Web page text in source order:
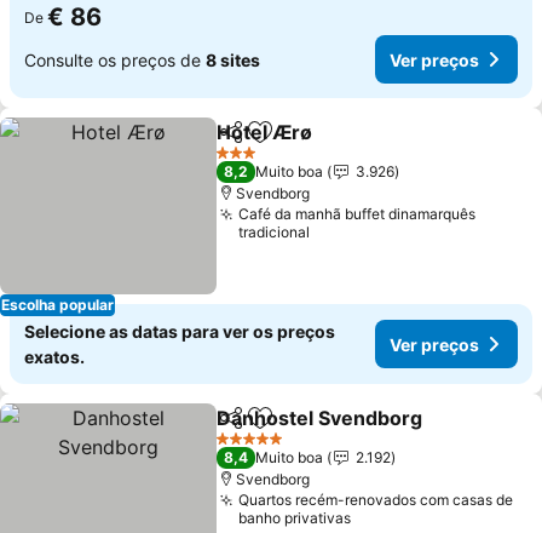
De € 86
Consulte os preços de 8 sites Ver preços
Escolha popular
PartilharAdicionar aos favoritos
Hotel Ærø
3 Estrelas
8,2 Muito boa
3.926
Svendborg
Café da manhã buffet dinamarquês
tradicional
Selecione as datas para ver os preços
exatos.
Ver preços
PartilharAdicionar aos favoritos
Danhostel Svendborg
5 Estrelas
8,4 Muito boa
2.192
Svendborg
Quartos recém-renovados com casas de
banho privativas